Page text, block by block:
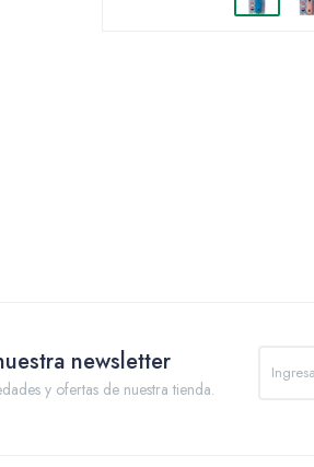
newsletter
y ofertas de nuestra tienda.